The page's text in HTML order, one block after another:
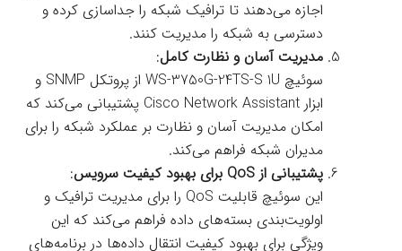
اجازه می‌دهند تا ترافیک شبکه را جداسازی کرده و
دسترسی به شبکه را مدیریت کنند.
مدیریت آسان و نظارت کامل:
سوئیچ WS-3750G-24TS-S 1U از پروتکل SNMP و
ابزار Cisco Network Assistant پشتیبانی می‌کند که
امکان مدیریت آسان و نظارت بر عملکرد شبکه را برای
مدیران شبکه فراهم می‌کند.
پشتیبانی از QoS برای بهبود کیفیت سرویس
:
این سوئیچ قابلیت QoS را برای مدیریت ترافیک و
اولویت‌بندی بسته‌های داده فراهم می‌کند که این
ویژگی برای بهبود کیفیت انتقال داده‌ها در برنامه‌های